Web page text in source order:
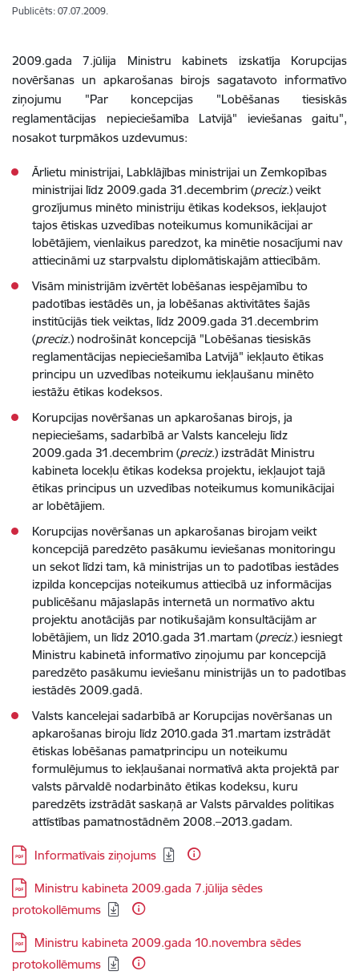
Publicēts: 07.07.2009.
2009.gada 7.jūlija Ministru kabinets izskatīja Korupcijas
novēršanas un apkarošanas birojs sagatavoto informatīvo
ziņojumu "Par koncepcijas "Lobēšanas tiesiskās
reglamentācijas nepieciešamība Latvijā" ieviešanas gaitu",
nosakot turpmākos uzdevumus:
Ārlietu ministrijai, Labklājības ministrijai un Zemkopības
ministrijai līdz 2009.gada 31.decembrim (preciz.) veikt
grozījumus minēto ministriju ētikas kodeksos, iekļaujot
tajos ētiskas uzvedības noteikumus komunikācijai ar
lobētājiem, vienlaikus paredzot, ka minētie nosacījumi nav
attiecināmi uz starpvalstu diplomātiskajām attiecībām.
Visām ministrijām izvērtēt lobēšanas iespējamību to
padotības iestādēs un, ja lobēšanas aktivitātes šajās
institūcijās tiek veiktas, līdz 2009.gada 31.decembrim
(preciz.) nodrošināt koncepcijā "Lobēšanas tiesiskās
reglamentācijas nepieciešamība Latvijā" iekļauto ētikas
principu un uzvedības noteikumu iekļaušanu minēto
iestāžu ētikas kodeksos.
Korupcijas novēršanas un apkarošanas birojs, ja
nepieciešams, sadarbībā ar Valsts kanceleju līdz
2009.gada 31.decembrim (preciz.) izstrādāt Ministru
kabineta locekļu ētikas kodeksa projektu, iekļaujot tajā
ētikas principus un uzvedības noteikumus komunikācijai
ar lobētājiem.
Korupcijas novēršanas un apkarošanas birojam veikt
koncepcijā paredzēto pasākumu ieviešanas monitoringu
un sekot līdzi tam, kā ministrijas un to padotības iestādes
izpilda koncepcijas noteikumus attiecībā uz informācijas
publicēšanu mājaslapās internetā un normatīvo aktu
projektu anotācijās par notikušajām konsultācijām ar
lobētājiem, un līdz 2010.gada 31.martam (preciz.) iesniegt
Ministru kabinetā informatīvo ziņojumu par koncepcijā
paredzēto pasākumu ieviešanu ministrijās un to padotības
iestādēs 2009.gadā.
Valsts kancelejai sadarbībā ar Korupcijas novēršanas un
apkarošanas biroju līdz 2010.gada 31.martam izstrādāt
ētiskas lobēšanas pamatprincipu un noteikumu
formulējumus to iekļaušanai normatīvā akta projektā par
valsts pārvaldē nodarbināto ētikas kodeksu, kuru
paredzēts izstrādāt saskaņā ar Valsts pārvaldes politikas
attīstības pamatnostādnēm 2008.–2013.gadam.
Lejupielādēt:
Informatīvais ziņojums
Lejupielādēt:
Ministru kabineta 2009.gada 7.jūlija sēdes
protokollēmums
Lejupielādēt:
Ministru kabineta 2009.gada 10.novembra sēdes
protokollēmums